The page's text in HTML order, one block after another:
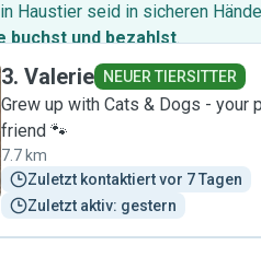
Haustier seid in sicheren
buchst und bezahlst.
3. Valerie NEUER TIERSITTER
Grew up with Cats & Dogs - your
friend 🐾
7.7 km
Zuletzt kontaktiert vor 7 Tagen
Zuletzt aktiv: gestern